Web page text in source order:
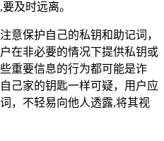
及时远离。
意保护自己的私钥和助记词，
在非必要的情况下提供私钥或
重要信息的行为都可能是诈
己家的钥匙一样可疑，用户应
，不轻易向他人透露,将其视